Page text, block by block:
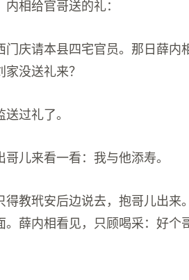
相给官哥送的礼：
门庆请本县四宅官员。那日薛
没送礼来？
过礼了。
哥儿来看一看：我与他添寿。
得教玳安后边说去，抱哥儿出来
薛内相看见，只顾喝采：好个